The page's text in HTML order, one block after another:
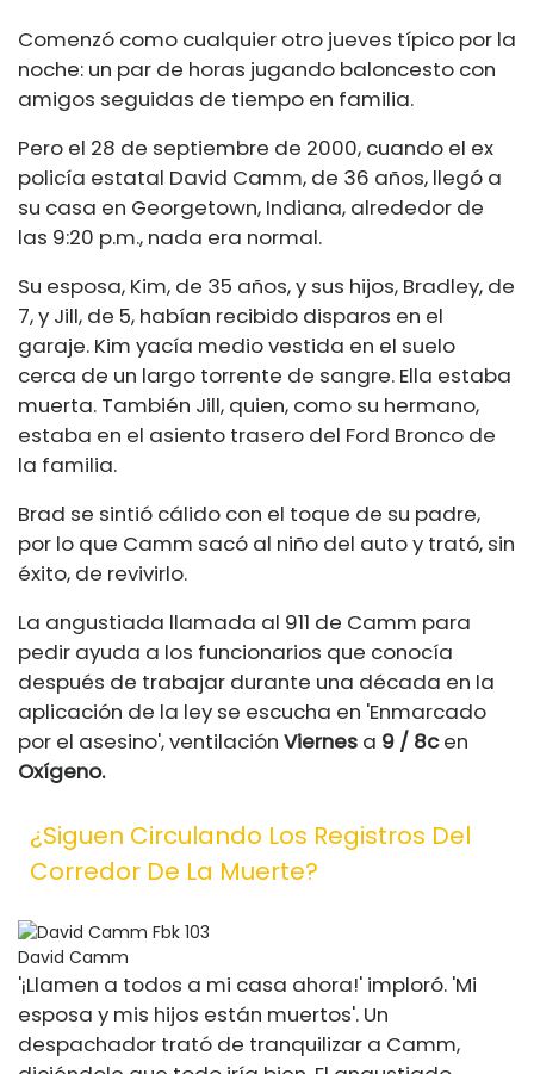
Comenzó como cualquier otro jueves típico por la
noche: un par de horas jugando baloncesto con
amigos seguidas de tiempo en familia.
Pero el 28 de septiembre de 2000, cuando el ex
policía estatal David Camm, de 36 años, llegó a
su casa en Georgetown, Indiana, alrededor de
las 9:20 p.m., nada era normal.
Su esposa, Kim, de 35 años, y sus hijos, Bradley, de
7, y Jill, de 5, habían recibido disparos en el
garaje. Kim yacía medio vestida en el suelo
cerca de un largo torrente de sangre. Ella estaba
muerta. También Jill, quien, como su hermano,
estaba en el asiento trasero del Ford Bronco de
la familia.
Brad se sintió cálido con el toque de su padre,
por lo que Camm sacó al niño del auto y trató, sin
éxito, de revivirlo.
La angustiada llamada al 911 de Camm para
pedir ayuda a los funcionarios que conocía
después de trabajar durante una década en la
aplicación de la ley se escucha en 'Enmarcado
por el asesino', ventilación Viernes a 9 / 8cen
Oxígeno.
¿Siguen Circulando Los Registros Del
Corredor De La Muerte?
David Camm
'¡Llamen a todos a mi casa ahora!' imploró. 'Mi
esposa y mis hijos están muertos'. Un
despachador trató de tranquilizar a Camm,